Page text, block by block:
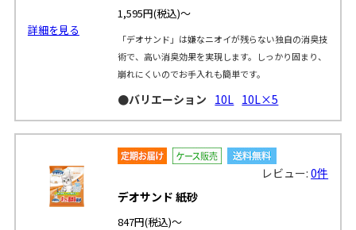
詳細を見る
1,595円(税込)～
「デオサンド」は嫌なニオイが残らない独自の消臭技
術で、高い消臭効果を実現します。しっかり固まり、
崩れにくいのでお手入れも簡単です。
●バリエーション 10L 10L×5
レビュー:0件
デオサンド 紙砂
847円(税込)～